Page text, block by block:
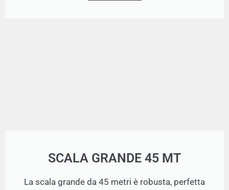
SCALA GRANDE 45 MT
La scala grande da 45 metri è robusta, perfetta